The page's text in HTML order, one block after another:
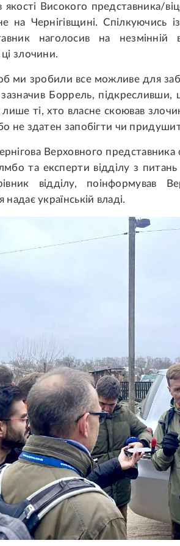
якості Високого представника/
на Чернігівщині. Спілкуючись
наголосив на незмінній
ці злочини.
ми зробили все можливе для
Боррель, підкресливши,
ті, хто власне скоював
не здатен запобігти чи
Верховного
та експерти відділу з
відділу, поінформував
надає українській владі.